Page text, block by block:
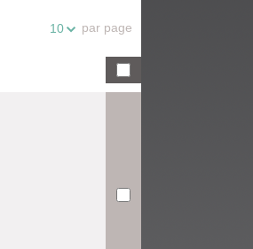
10 par page